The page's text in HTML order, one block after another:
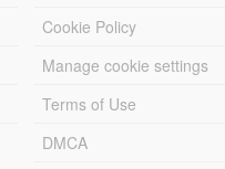
Cookie Policy
Manage cookie settings
Terms of Use
DMCA